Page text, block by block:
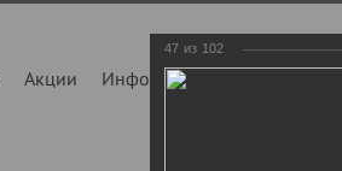
Акции Инфо О нас
47 из 102